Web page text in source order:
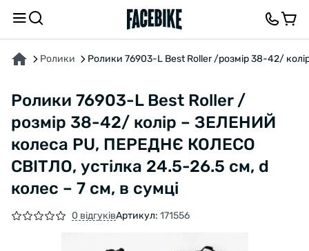
Ролики Ролики 76903-L Best Roller /розмір 38-42/
Ролики 76903-L Best Roller /
розмір 38-42/ колір – ЗЕЛЕНИЙ
колеса PU, ПЕРЕДНЄ КОЛЕСО
СВІТЛО, устілка 24.5-26.5 см, d
колес – 7 см, в сумці
0 відгуківАртикул: 171556
ПРО ТОВАР ХАРАКТЕРИСТИКИВІДГУКИ ТА ЗАПИТАННЯ